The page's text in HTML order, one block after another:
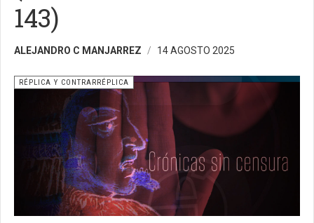
143)
ALEJANDRO C MANJARREZ 14 AGOSTO 2025
RÉPLICA Y CONTRARRÉPLICA